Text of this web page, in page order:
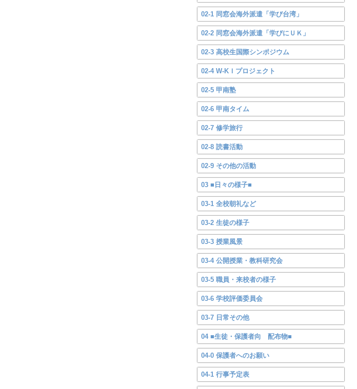
02-1 同窓会海外派遣「学び台湾」
02-2 同窓会海外派遣「学びにＵＫ」
02-3 高校生国際シンポジウム
02-4 W-KＩプロジェクト
02-5 甲南塾
02-6 甲南タイム
02-7 修学旅行
02-8 読書活動
02-9 その他の活動
03 ■日々の様子■
03-1 全校朝礼など
03-2 生徒の様子
03-3 授業風景
03-4 公開授業・教科研究会
03-5 職員・来校者の様子
03-6 学校評価委員会
03-7 日常その他
04 ■生徒・保護者向 配布物■
04-0 保護者へのお願い
04-1 行事予定表